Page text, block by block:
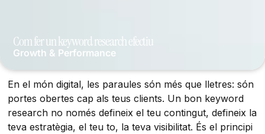
Com fer un keyword research efectiu
Growth & Performance
En el món digital, les paraules són més que lletres: són
portes obertes cap als teus clients. Un bon keyword
research no només defineix el teu contingut, defineix la
teva estratègia, el teu to, la teva visibilitat. És el principi